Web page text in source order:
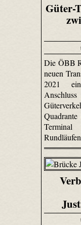
Güter-
Die ÖBB
neuen
2021
Terminal